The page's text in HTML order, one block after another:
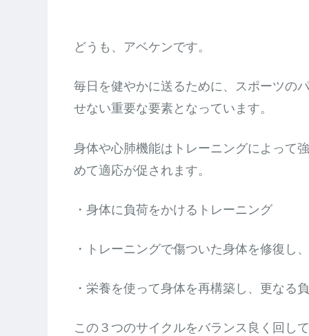
どうも、アベケンです。
毎日を健やかに送るために、スポーツの
せない重要な要素となっています。
身体や心肺機能はトレーニングによって
めて適応が促されます。
・身体に負荷をかけるトレーニング
・トレーニングで傷ついた身体を修復し
・栄養を使って身体を再構築し、更なる
この３つのサイクルをバランス良く回し